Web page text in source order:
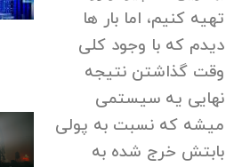
تهیه کنیم، اما بار ها
دیدم که با وجود کلی
وقت گذاشتن نتیجه
نهایی یه سیستمی
میشه که نسبت به پولی
بابتش خرج شده به